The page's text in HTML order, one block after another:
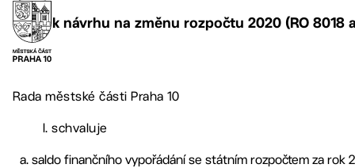
k návrhu na změnu rozpočtu 2020 (RO 8018
Rada městské části Praha 10
I. schvaluje
saldo finančního vypořádání se státním rozpočtem za rok